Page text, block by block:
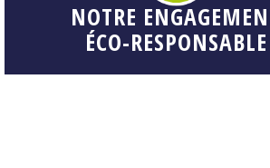
NOTRE
ÉCO-RESPONSABLE